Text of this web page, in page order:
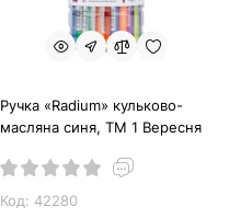
Ручка «Radium» кульково-
масляна синя, TM 1 Вересня
Код: 42280